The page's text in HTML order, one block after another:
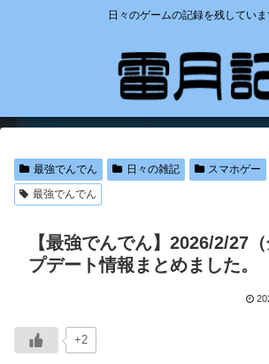
日々のゲームの記録を残していま
最強でんでん 日々の雑記 スマホゲー
最強でんでん
【最強でんでん】2026/2/27
プデート情報まとめました。
+2